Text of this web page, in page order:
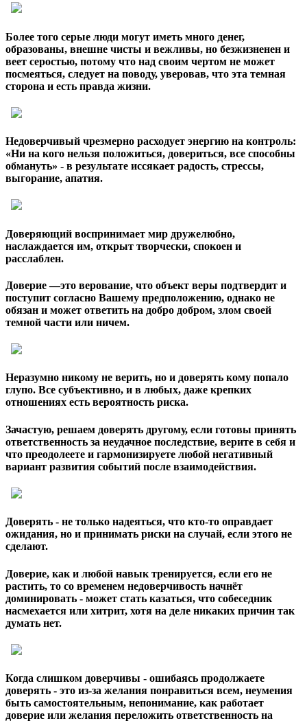
Более того серые люди могут иметь много денег,
образованы, внешне чисты и вежливы, но безжизненен и
веет серостью, потому что над своим чертом не может
посмеяться, следует на поводу, уверовав, что эта темная
сторона и есть правда жизни.
Недоверчивый чрезмерно расходует энергию на контроль:
«Ни на кого нельзя положиться, довериться, все способны
обмануть» - в результате иссякает радость, стрессы,
выгорание, апатия.
Доверяющий воспринимает мир дружелюбно,
наслаждается им, открыт творчески, спокоен и
расслаблен.
Доверие —это верование, что объект веры подтвердит и
поступит согласно Вашему предположению, однако не
обязан и может ответить на добро добром, злом своей
темной части или ничем.
Неразумно никому не верить, но и доверять кому попало
глупо. Все субъективно, и в любых, даже крепких
отношениях есть вероятность риска.
Зачастую, решаем доверять другому, если готовы принять
ответственность за неудачное последствие, верите в себя и
что преодолеете и гармонизируете любой негативный
вариант развития событий после взаимодействия.
Доверять - не только надеяться, что кто-то оправдает
ожидания, но и принимать риски на случай, если этого не
сделают.
Доверие, как и любой навык тренируется, если его не
растить, то со временем недоверчивость начнёт
доминировать - может стать казаться, что собеседник
насмехается или хитрит, хотя на деле никаких причин так
думать нет.
Когда слишком доверчивы - ошибаясь продолжаете
доверять - это из-за желания понравиться всем, неумения
быть самостоятельным, непонимание, как работает
доверие или желания переложить ответственность на